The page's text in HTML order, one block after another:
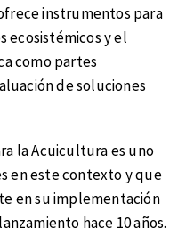
instrumentos para
ecosistémicos y el
como partes
de soluciones
la Acuicultura es uno
en este contexto y que
en su implementación
hace 10 años.